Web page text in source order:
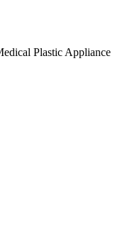
Plastic Appliance